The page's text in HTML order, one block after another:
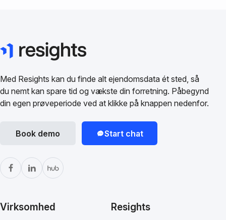
Med Resights kan du finde alt ejendomsdata ét sted, så
du nemt kan spare tid og vækste din forretning. Påbegynd
din egen prøveperiode ved at klikke på knappen nedenfor.
Book demo Start chat
Virksomhed Resights